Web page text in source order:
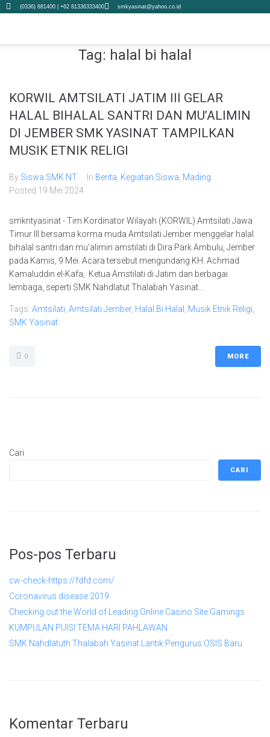
(0336) 881400 | +62 81336333400 smkyasinat@yahoo.co.id
Tag: halal bi halal
KORWIL AMTSILATI JATIM III GELAR
HALAL BIHALAL SANTRI DAN MU’ALIMIN
DI JEMBER SMK YASINAT TAMPILKAN
MUSIK ETNIK RELIGI
By Siswa SMK NT In Berita Kegiatan Siswa Mading
Posted 19 Mei 2024
smkntyasinat - Tim Kordinator Wilayah (KORWIL) Amtsilati Jawa
Timur III bersama korma muda Amtsilati Jember menggelar halal
bihalal santri dan mu'alimin amstilati di Dira Park Ambulu, Jember
pada Kamis, 9 Mei. Acara tersebut mengundang KH. Achmad
Kamaluddin el-Kafa, Ketua Amstilati di Jatim dan berbagai
lembaga, seperti SMK Nahdlatut Thalabah Yasinat...
Tags: Amtsilati Amtsilati Jember, Halal Bi Halal Musik Etnik Religi
SMK Yasinat
0 MORE
Cari
CARI
Pos-pos Terbaru
cw-check-https://fdfd.com/
Coronavirus disease 2019
Checking out the World of Leading Online Casino Site Gamings
KUMPULAN PUISI TEMA HARI PAHLAWAN
SMK Nahdlatuth Thalabah Yasinat Lantik Pengurus OSIS Baru
Komentar Terbaru